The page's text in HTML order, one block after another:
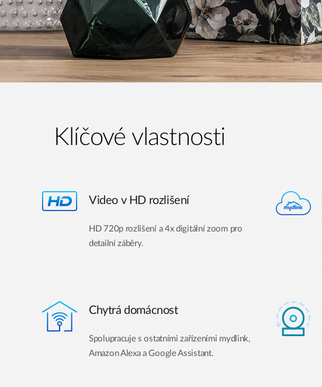
Klíčové vlastnosti
Video v HD rozlišení
HD 720p rozlišení a 4x digitální zoom pro
detailní záběry.
Chytrá domácnost
Spolupracuje s ostatními zařízeními mydlink,
Amazon Alexa a Google Assistant.